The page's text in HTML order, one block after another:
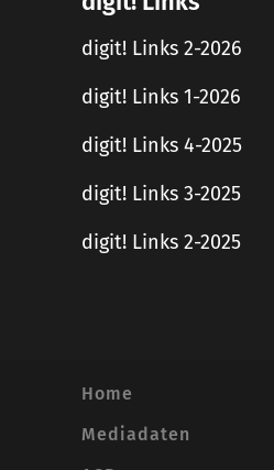
digit! Links 2-2026
digit! Links 1-2026
digit! Links 4-2025
digit! Links 3-2025
digit! Links 2-2025
Home
Mediadaten